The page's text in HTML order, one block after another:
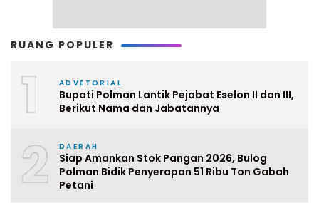
RUANG POPULER
1 ADVETORIAL
Bupati Polman Lantik Pejabat Eselon II dan III,
Berikut Nama dan Jabatannya
2 DAERAH
Siap Amankan Stok Pangan 2026, Bulog
Polman Bidik Penyerapan 51 Ribu Ton Gabah
Petani